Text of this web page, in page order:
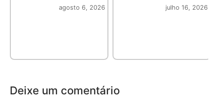
agosto 6, 2026 julho 16, 2026
Deixe um comentário